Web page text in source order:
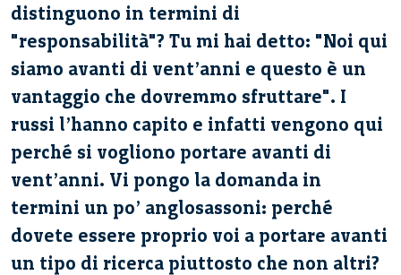
distinguono in termini di
"responsabilità"? Tu mi hai detto: "Noi qui
siamo avanti di vent’anni e questo è un
vantaggio che dovremmo sfruttare". I
russi l’hanno capito e infatti vengono qui
perché si vogliono portare avanti di
vent’anni. Vi pongo la domanda in
termini un po’ anglosassoni: perché
dovete essere proprio voi a portare avanti
un tipo di ricerca piuttosto che non altri?